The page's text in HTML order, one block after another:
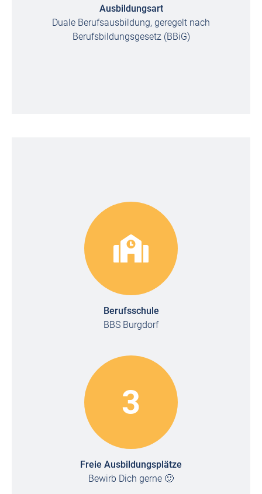
Ausbildungsart
Duale Berufsausbildung, geregelt nach
Berufsbildungsgesetz (BBiG)
Berufsschule
BBS Burgdorf
3
Freie Ausbildungsplätze
Bewirb Dich gerne 🙂